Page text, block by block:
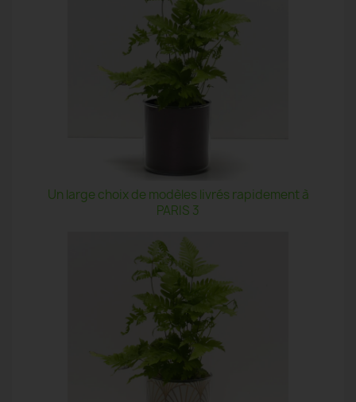
Un large choix de modèles livrés rapidement à
PARIS 3